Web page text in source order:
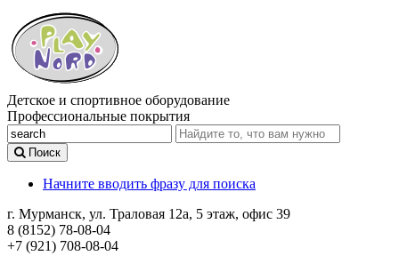
Детское и спортивное оборудование
Профессиональные покрытия
Поиск
Начните вводить фразу для поиска
г. Мурманск, ул. Траловая 12а, 5 этаж, офис 39
8 (8152) 78-08-04
+7 (921) 708-08-04